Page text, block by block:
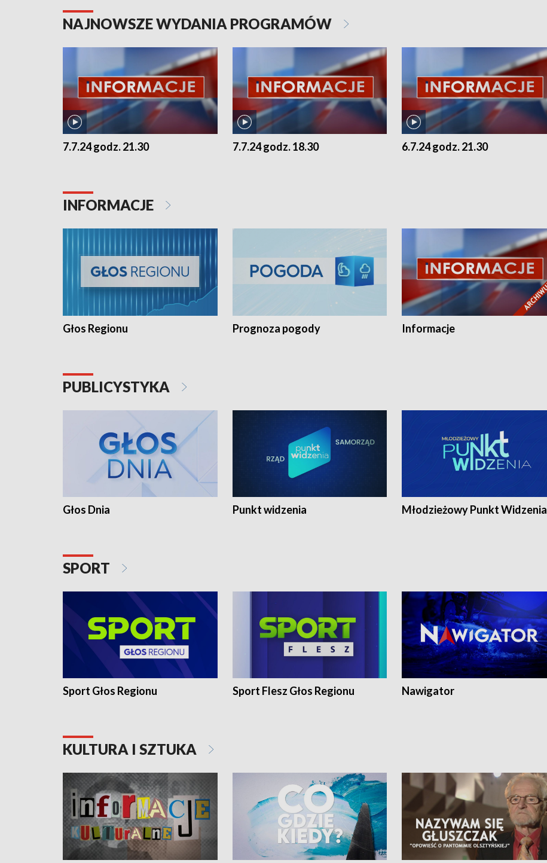
NAJNOWSZE WYDANIA PROGRAMÓW
7.7.24 godz. 21.30 7.7.24 godz. 18.30 6.7.24 godz. 21.30
INFORMACJE
Głos Regionu Prognoza pogody Informacje
PUBLICYSTYKA
Głos Dnia Punkt widzenia Młodzieżowy Punkt Widzenia
SPORT
Sport Głos Regionu Sport Flesz Głos Regionu Nawigator
KULTURA I SZTUKA